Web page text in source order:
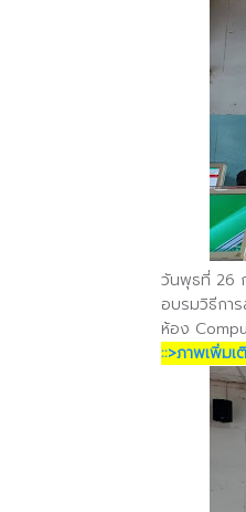
วันพุธที่ 26
อบรมวิธีกา
ห้อง
::>ภาพเพิ่มเ